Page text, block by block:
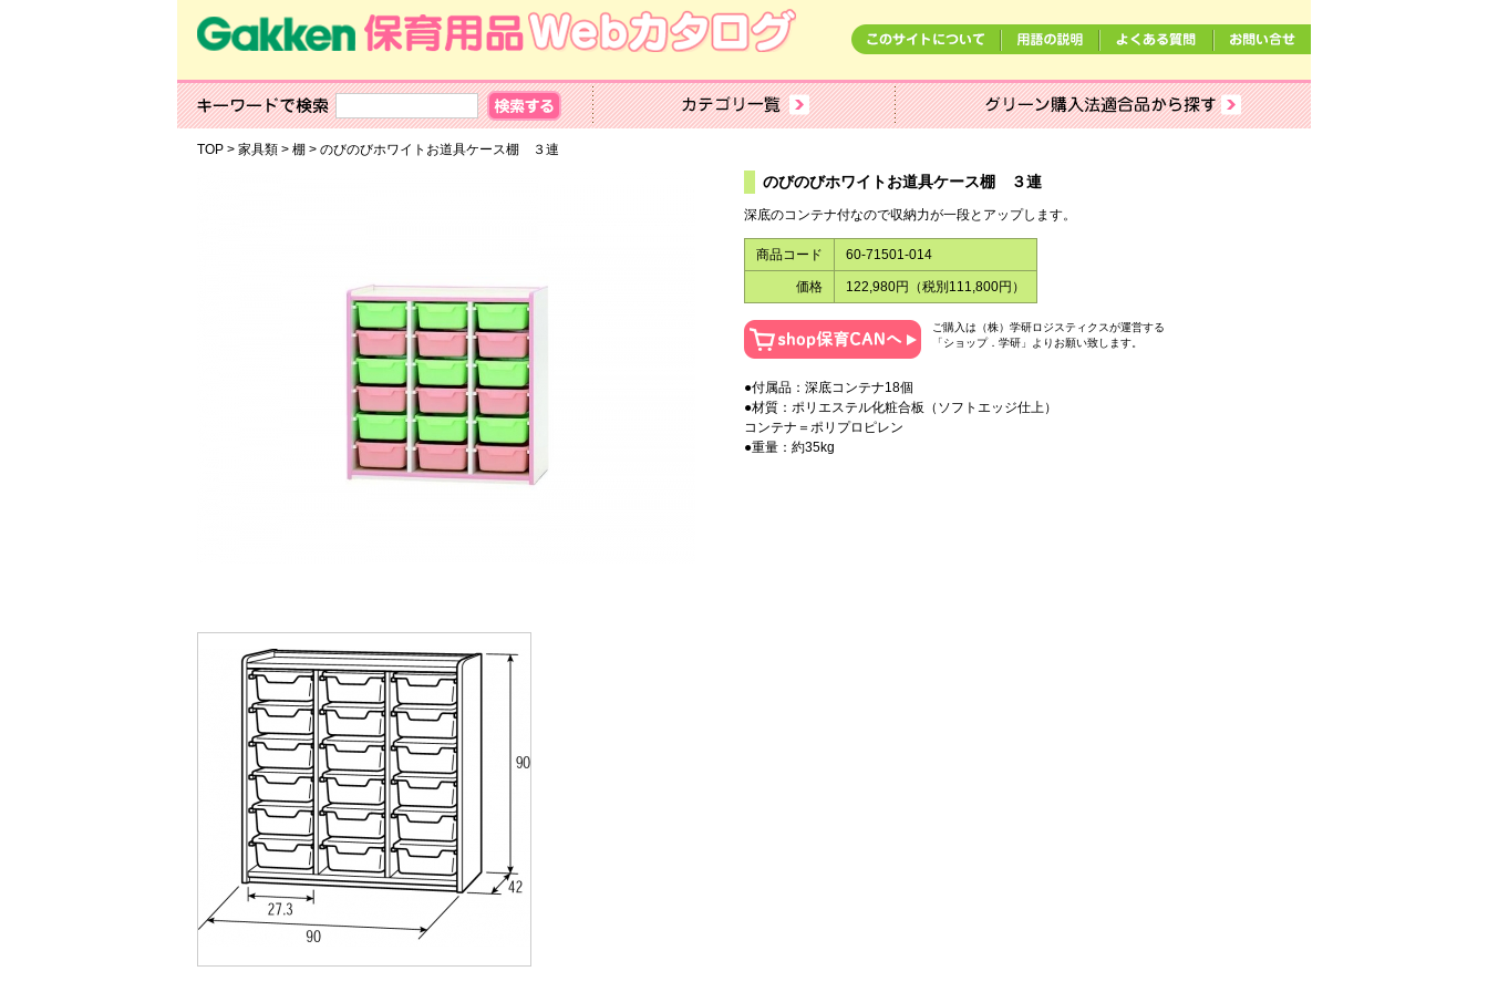
TOP> 家具類> 棚 > のびのびホワイトお道具ケース棚 ３連
のびのびホワイトお道具ケース棚 ３連
深底のコンテナ付なので収納力が一段とアップします。
商品コード 60-71501-014
価格 122,980円（税別111,800円）
ご購入は（株）学研ロジスティクスが運営する
「ショップ．学研」よりお願い致します。
●付属品：深底コンテナ18個
●材質：ポリエステル化粧合板（ソフトエッジ仕上）
コンテナ＝ポリプロピレン
●重量：約35kg